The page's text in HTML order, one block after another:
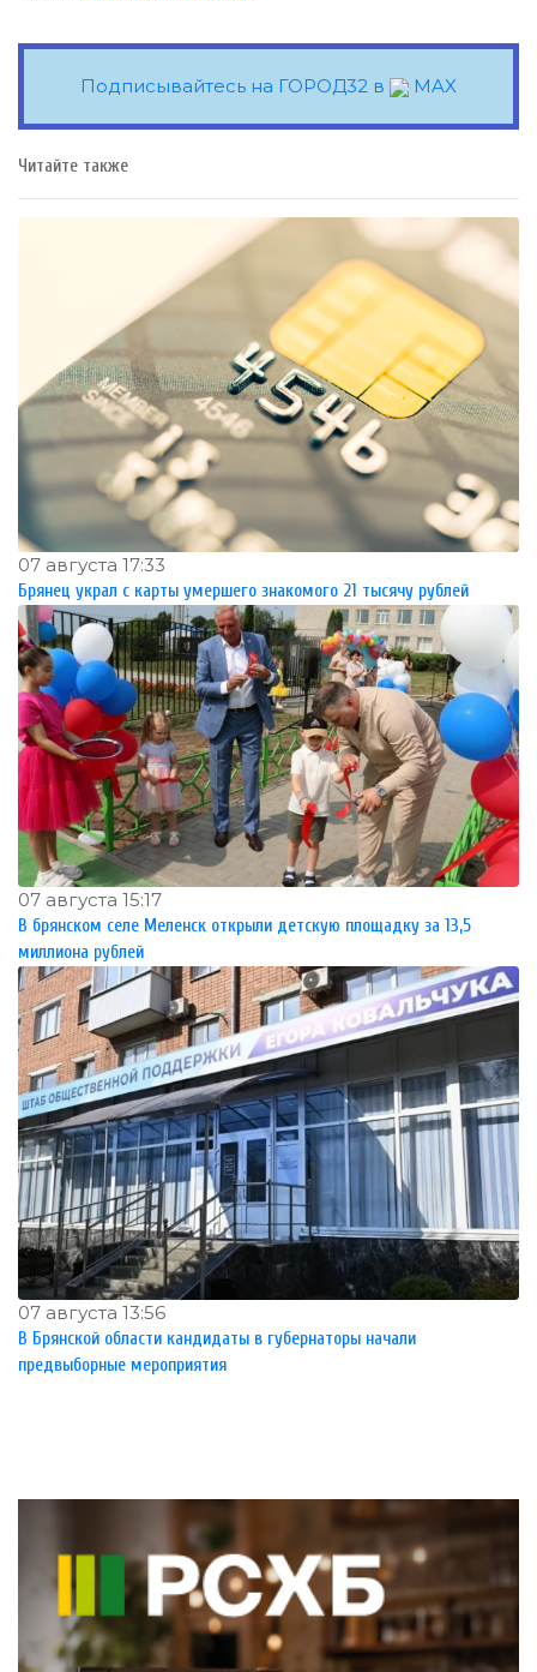
Подписывайтесь на ГОРОД32 в MAX
Читайте также
07 августа 17:33
Брянец украл с карты умершего знакомого 21 тысячу рублей
07 августа 15:17
В брянском селе Меленск открыли детскую площадку за 13,5
миллиона рублей
07 августа 13:56
В Брянской области кандидаты в губернаторы начали
предвыборные мероприятия